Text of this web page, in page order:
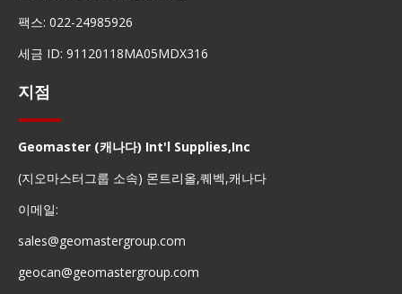
팩스: 022-24985926
세금 ID: 91120118MA05MDX316
지점
Geomaster (캐나다) Int'l Supplies,Inc
(지오마스터그룹 소속) 몬트리올,퀘벡,캐나다
이메일:
sales@geomastergroup.com
geocan@geomastergroup.com